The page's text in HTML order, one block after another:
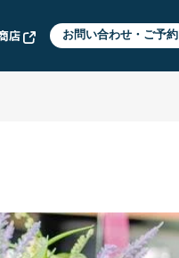
店 お問い合わせ・ご予約